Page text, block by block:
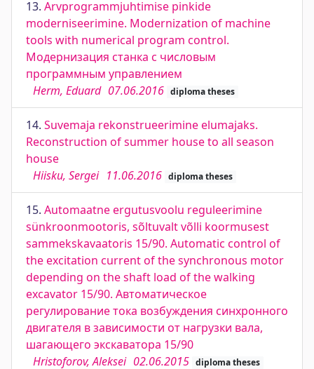
13. Arvprogrammjuhtimise pinkide
moderniseerimine. Modernization of machine
tools with numerical program control.
Модернизация станка с числовым
программным управлением
Herm, Eduard 07.06.2016 diploma theses
14. Suvemaja rekonstrueerimine elumajaks.
Reconstruction of summer house to all season
house
Hiisku, Sergei 11.06.2016 diploma theses
15. Automaatne ergutusvoolu reguleerimine
sünkroonmootoris, sõltuvalt võlli koormusest
sammekskavaatoris 15/90. Automatic control of
the excitation current of the synchronous motor
depending on the shaft load of the walking
excavator 15/90. Автоматическое
регулирование тока возбуждения синхронного
двигателя в зависимости от нагрузки вала,
шагающего экскаватора 15/90
Hristoforov, Aleksei 02.06.2015 diploma theses